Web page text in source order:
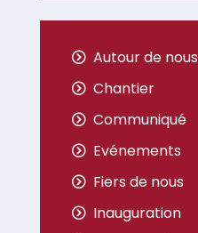
Autour de nous
Chantier
Communiqué
Evénements
Fiers de nous
Inauguration